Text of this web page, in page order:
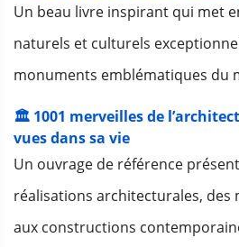
Un beau livre inspirant qui met
naturels et culturels
monuments emblématiques du
🏛️ 1001 merveilles de
vues dans sa vie
Un ouvrage de référence
réalisations architecturales, des
aux constructions